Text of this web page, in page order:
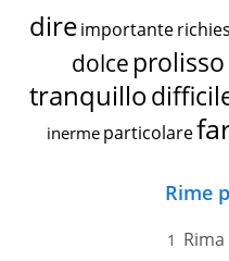
dire importante
dolce prolisso
tranquillo
inerme particolare
Rime